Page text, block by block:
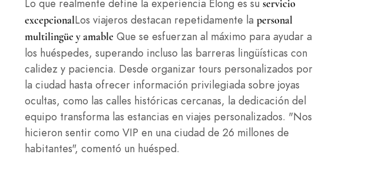
Lo que realmente define la experiencia Elong es su servicio
excepcionalLos viajeros destacan repetidamente la personal
multilingüe y amable Que se esfuerzan al máximo para ayudar a
los huéspedes, superando incluso las barreras lingüísticas con
calidez y paciencia. Desde organizar tours personalizados por
la ciudad hasta ofrecer información privilegiada sobre joyas
ocultas, como las calles históricas cercanas, la dedicación del
equipo transforma las estancias en viajes personalizados. "Nos
hicieron sentir como VIP en una ciudad de 26 millones de
habitantes", comentó un huésped.